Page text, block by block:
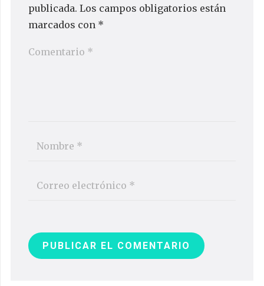
publicada. Los campos obligatorios están
marcados con *
PUBLICAR EL COMENTARIO